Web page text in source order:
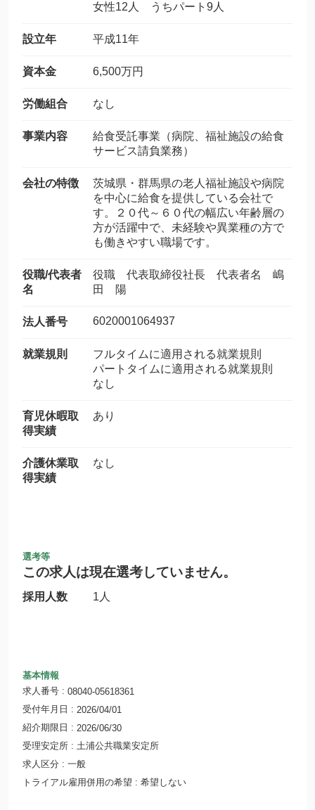
女性12人 うちパート9人
設立年 平成11年
資本金 6,500万円
労働組合 なし
事業内容
給食受託事業（病院、福祉施設の給食
サービス請負業務）
会社の特徴
茨城県・群馬県の老人福祉施設や病院
を中心に給食を提供している会社で
す。２０代～６０代の幅広い年齢層の
方が活躍中で、未経験や異業種の方で
も働きやすい職場です。
役職/代表者
名
役職 代表取締役社長 代表者名 嶋
田 陽
法人番号 6020001064937
就業規則
フルタイムに適用される就業規則
パートタイムに適用される就業規則
なし
育児休暇取
得実績
あり
介護休業取
得実績
なし
選考等
この求人は現在選考していません。
採用人数 1人
基本情報
求人番号
08040-05618361
受付年月日
2026/04/01
紹介期限日
2026/06/30
受理安定所
土浦公共職業安定所
求人区分
一般
トライアル雇用併用の希望
希望しない